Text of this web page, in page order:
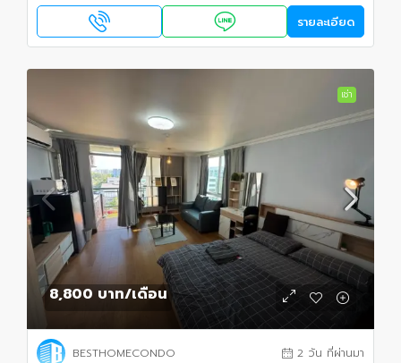
รายละเอียด
เช่า
8,800 บาท/เดือน
BESTHOMECONDO 2 วัน ที่ผ่านมา